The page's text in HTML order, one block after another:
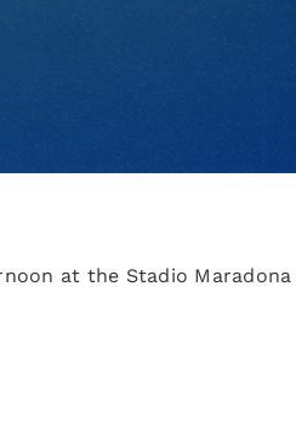
at the Stadio Maradona